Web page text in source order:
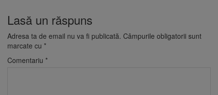
Lasă un răspuns
Adresa ta de email nu va fi publicată. Câmpurile obligatorii sunt
marcate cu *
Comentariu *